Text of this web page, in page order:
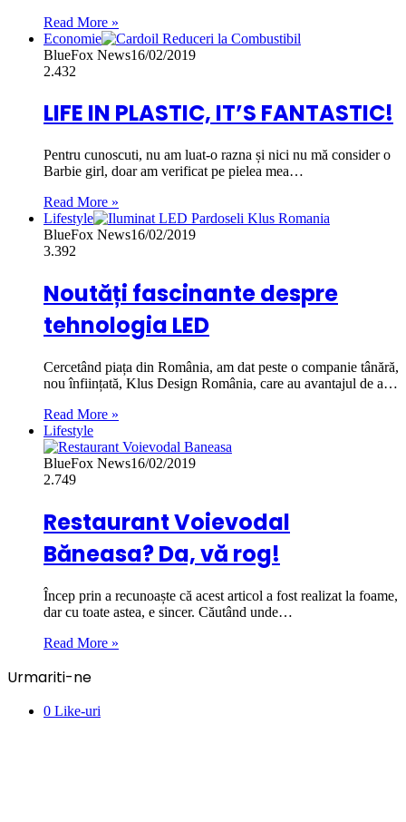
Read More »
Economie
BlueFox News16/02/2019
2.432
LIFE IN PLASTIC, IT’S FANTASTIC!
Pentru cunoscuti, nu am luat-o razna și nici nu mă consider o
Barbie girl, doar am verificat pe pielea mea…
Read More »
Lifestyle
BlueFox News16/02/2019
3.392
Noutăți fascinante despre
tehnologia LED
Cercetând piața din România, am dat peste o companie tânără,
nou înființată, Klus Design România, care au avantajul de a…
Read More »
Lifestyle
BlueFox News16/02/2019
2.749
Restaurant Voievodal
Băneasa? Da, vă rog!
Încep prin a recunoaște că acest articol a fost realizat la foame,
dar cu toate astea, e sincer. Căutând unde…
Read More »
Urmariti-ne
0 Like-uri